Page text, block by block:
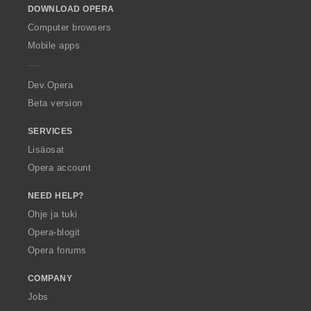
w
O
p
a
DOWNLOAD OPERA
Computer browsers
Mobile apps
Dev.Opera
Beta version
SERVICES
Lisäosat
Opera account
NEED HELP?
Ohje ja tuki
Opera-blogit
Opera forums
COMPANY
Jobs